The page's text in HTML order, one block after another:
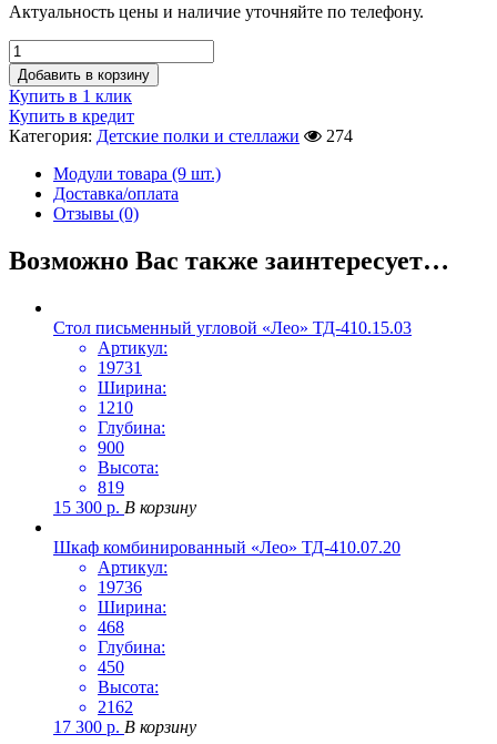
Актуальность цены и наличие уточняйте по телефону.
Добавить в корзину
Купить в 1 клик
Купить в кредит
Категория: Детские полки и стеллажи
274
Модули товара (9 шт.)
Доставка/оплата
Отзывы (0)
Возможно Вас также заинтересует…
Стол письменный угловой «Лео» ТД-410.15.03
Артикул:
19731
Ширина:
1210
Глубина:
900
Высота:
819
15 300 р. В корзину
Шкаф комбинированный «Лео» ТД-410.07.20
Артикул:
19736
Ширина:
468
Глубина:
450
Высота:
2162
17 300 р. В корзину